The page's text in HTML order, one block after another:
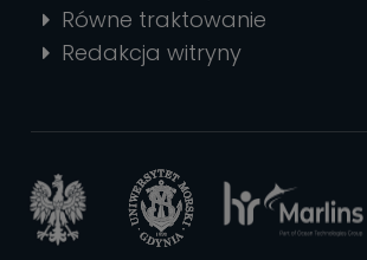
Równe traktowanie
Redakcja witryny